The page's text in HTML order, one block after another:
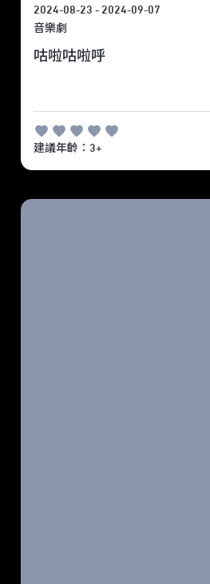
2024-08-23 - 2024-09-07
音樂劇
咕啦咕啦呼
建議年齡：3+